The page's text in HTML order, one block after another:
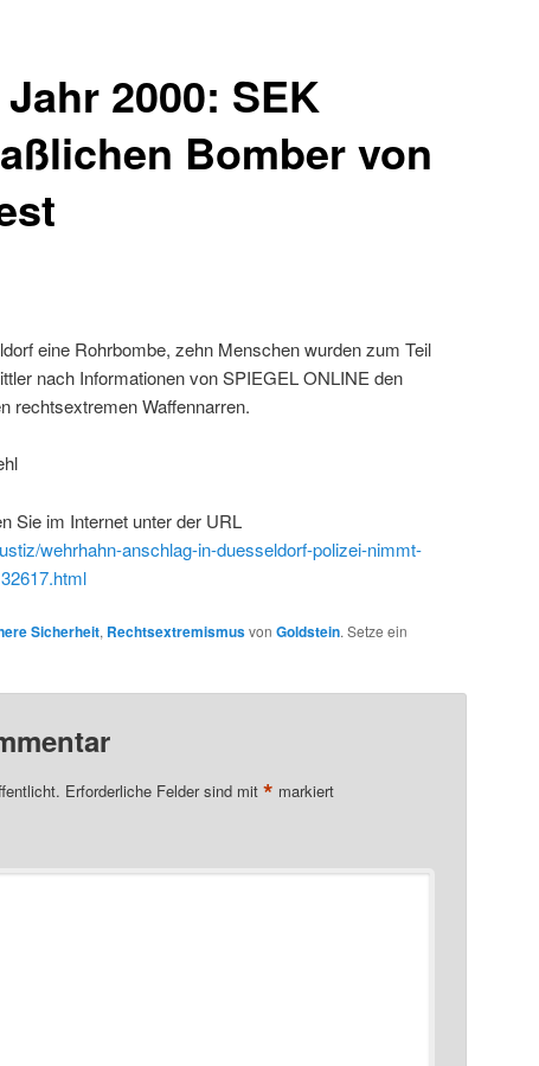
2000: SEK
Bomber von
eine Rohrbombe, zehn Menschen wurden zum Teil
nach Informationen von SPIEGEL ONLINE den
rechtsextremen Waffennarren.
Sie im Internet unter der URL
wehrhahn-anschlag-in-duesseldorf-polizei-nimmt-
Sicherheit, Rechtsextremismusvon Goldstein. Setze ein
Erforderliche Felder sind mit * markiert